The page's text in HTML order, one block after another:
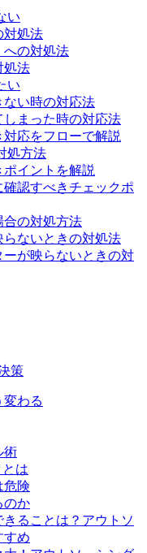
い
対処法
への対処法
処法
い
ない時の対応法
しまった時の対応法
応をフローで解説
処方法
イントを解説
認すべきチェックポ
合の対処方法
らないときの対処法
が映らないときの対
策
わる
術
は
危険
のか
ることは？アウトソ
すめ